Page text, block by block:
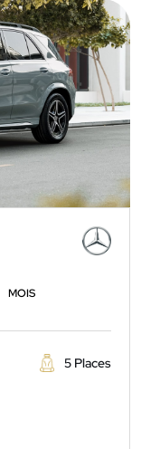
MOIS
5 Places